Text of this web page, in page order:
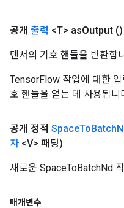
공개 출력 <T> asOutput ()
텐서의 기호 핸들을 반환합
TensorFlow 작업에 대한
호 핸들을 얻는 데 사용됩니
공개 정적 SpaceToBatch
자 <V> 패딩)
새로운 SpaceToBatchNd
매개변수